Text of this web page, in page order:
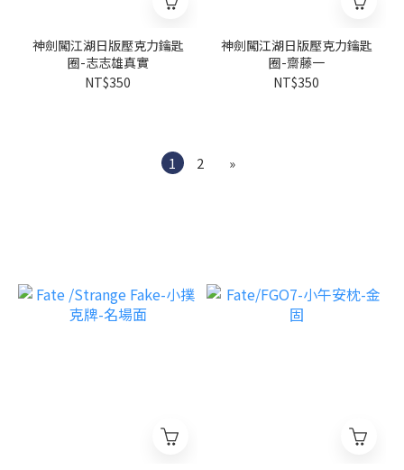
神劍闖江湖日版壓克力鑰匙
圈-志志雄真實
NT$350
神劍闖江湖日版壓克力鑰匙
圈-齋藤一
NT$350
1 2 »